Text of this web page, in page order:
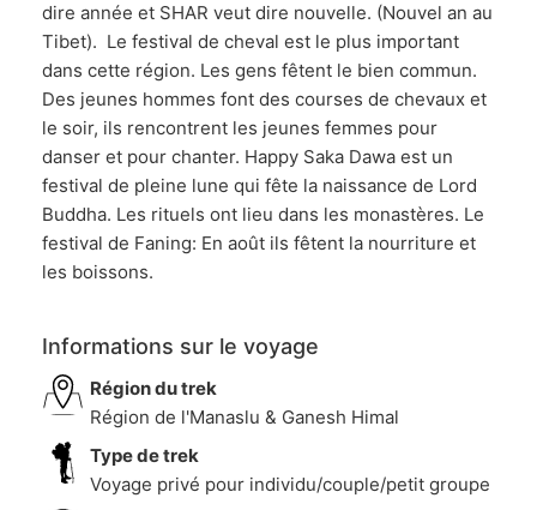
dire année et SHAR veut dire nouvelle. (Nouvel an au
Tibet). Le festival de cheval est le plus important
dans cette région. Les gens fêtent le bien commun.
Des jeunes hommes font des courses de chevaux et
le soir, ils rencontrent les jeunes femmes pour
danser et pour chanter. Happy Saka Dawa est un
festival de pleine lune qui fête la naissance de Lord
Buddha. Les rituels ont lieu dans les monastères. Le
festival de Faning: En août ils fêtent la nourriture et
les boissons.
Informations sur le voyage
Région du trek
Région de l'Manaslu & Ganesh Himal
Type de trek
Voyage privé pour individu/couple/petit groupe